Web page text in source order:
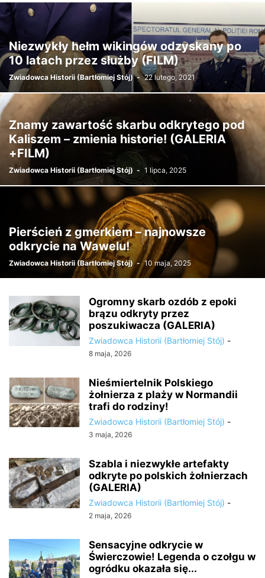
Niezwykły hełm wikingów odzyskany po
10 latach przez służby (FILM)
Zwiadowca Historii (Bartłomiej Stój) - 22 lutego, 2021
Znamy zawartość skarbu odkrytego pod
Kaliszem – zmienia historie! (GALERIA
+FILM)
Zwiadowca Historii (Bartłomiej Stój) - 1 lipca, 2025
Pierścień z gmerkiem – najnowsze
odkrycie na Wawelu!
Zwiadowca Historii (Bartłomiej Stój) - 10 maja, 2025
Ogromny skarb ozdób z epoki
brązu odkryty przez
poszukiwacza (GALERIA)
Zwiadowca Historii (Bartłomiej Stój) -
8 maja, 2026
Nieśmiertelnik Polskiego
żołnierza z plaży w Normandii
trafi do rodziny!
Zwiadowca Historii (Bartłomiej Stój) -
3 maja, 2026
Szabla i niezwykłe artefakty
odkryte po polskich żołnierzach
(GALERIA)
Zwiadowca Historii (Bartłomiej Stój) -
2 maja, 2026
Sensacyjne odkrycie w
Świerczowie! Legenda o czołgu w
ogródku okazała się...